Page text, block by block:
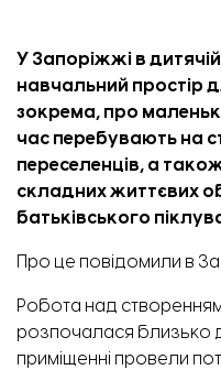
У Запоріжжі в
навчальний простір
зокрема, про
час перебувають на
переселенців, а
складних життєвих
батьківського
Про це повідомили в
Робота над
розпочалася близько
приміщенні провели